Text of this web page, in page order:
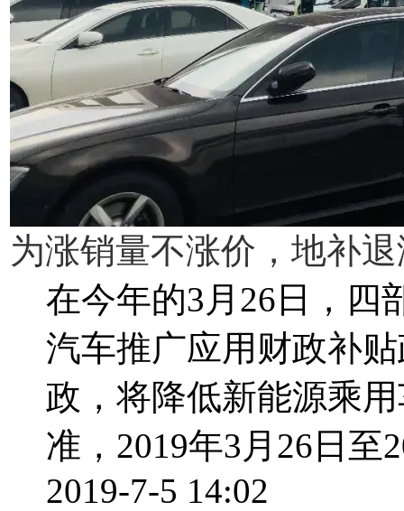
为涨销量不涨价，地补
在今年的3月26日，四
汽车推广应用财政补
政，将降低新能源乘
准，2019年3月26日至
2019-7-5 14:02